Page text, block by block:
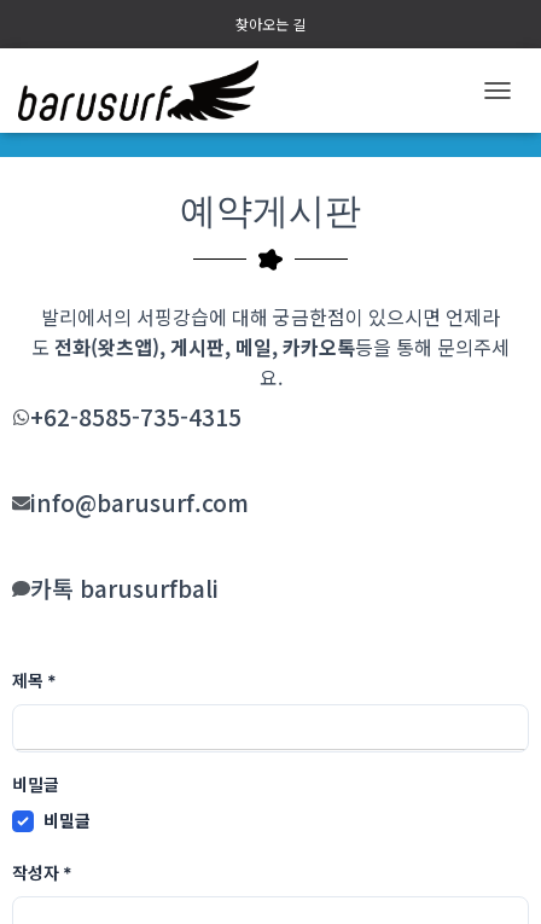
찾아오는 길
비
게
예약게시판
발리에서의 서핑강습에 대해 궁금한점이 있으시면 언제라
도 전화(왓츠앱), 게시판, 메일, 카카오톡등을 통해 문의주세
요.
+62-8585-735-4315
info@barusurf.com
카톡 barusurfbali
제목 *
비밀글
비밀글
작성자 *